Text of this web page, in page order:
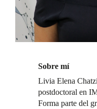
Sobre mí
Livia Elena
postdoctoral en
Forma parte del